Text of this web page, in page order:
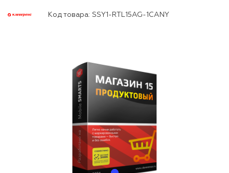
Код товара: SSY1-RTL15AG-1CANY